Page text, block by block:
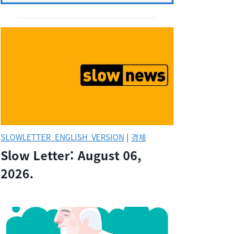
SLOWLETTER_ENGLISH_VERSION | 경제
Slow Letter: August 06,
2026.